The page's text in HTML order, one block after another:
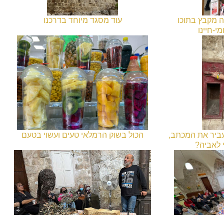
מקבץ בתוכו
חיינו
עוד מסגד מיוחד בדרכנו
את המכתב,
לאביה?
הכול בשוק הרמלאי טעים ועשוי בטעם